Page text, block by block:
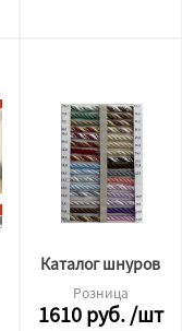
Каталог шнуров
Розница
1610руб./шт